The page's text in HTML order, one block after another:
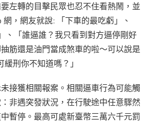
左轉的目擊民眾也忍不住看熱鬧，並
，網友就說: 「下車的最吃虧」、
、「誰逼誰？我只看到對方逼停剛好
筋還是油門當成煞車的啦～可以說是
刑你不知道嗎？」
接獲相關報案。相關逼車行為可能觸
非遇突發狀況，在行駛途中任意驟然
暫停。最高可處新臺幣三萬六千元罰